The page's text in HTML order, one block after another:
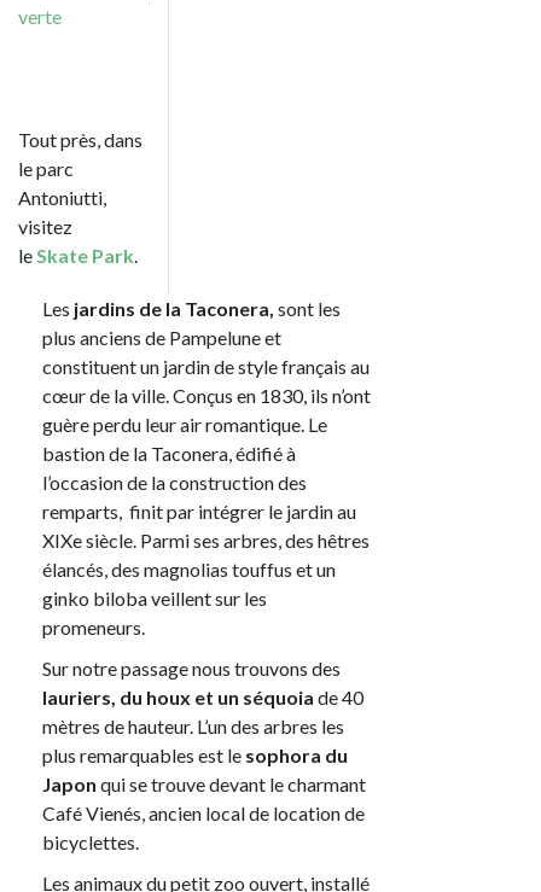
verte
Tout près, dans
le parc
Antoniutti,
visitez
leSkate Park.
Les jardins de la Taconera, sont les
plus anciens de Pampelune et
constituent un jardin de style français au
cœur de la ville. Conçus en 1830, ils n’ont
guère perdu leur air romantique. Le
bastion de la Taconera, édifié à
l’occasion de la construction des
remparts, finit par intégrer le jardin au
XIXe siècle. Parmi ses arbres, des hêtres
élancés, des magnolias touffus et un
ginko biloba veillent sur les
promeneurs.
Sur notre passage nous trouvons des
lauriers, du houx et un séquoia de 40
mètres de hauteur. L’un des arbres les
plus remarquables est le sophora du
Japon qui se trouve devant le charmant
Café Vienés, ancien local de location de
bicyclettes.
Les animaux du petit zoo ouvert, installé